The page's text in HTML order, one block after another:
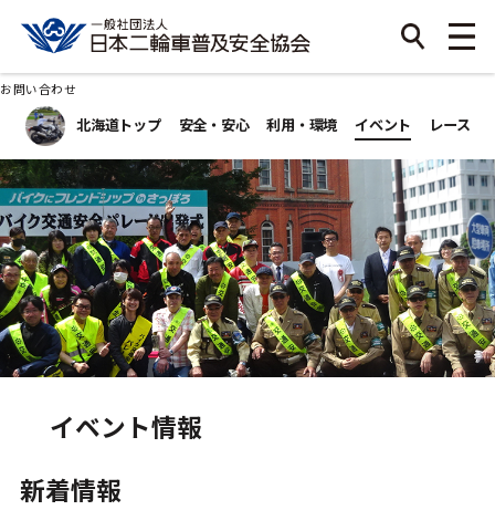
北海道トップ 安全・安心 利用・環境 イベント レース
お問い合わせ
イベント情報
新着情報